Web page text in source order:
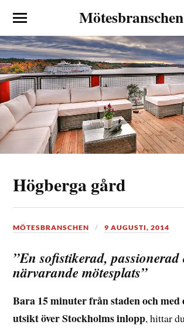
Mötesbranschen
Högberga gård
MÖTESBRANSCHEN 9 AUGUSTI, 2014
”En sofistikerad,
närvarande mötesplats”
Bara 15 minuter från staden och med
utsikt över Stockholms inlopp, hittar